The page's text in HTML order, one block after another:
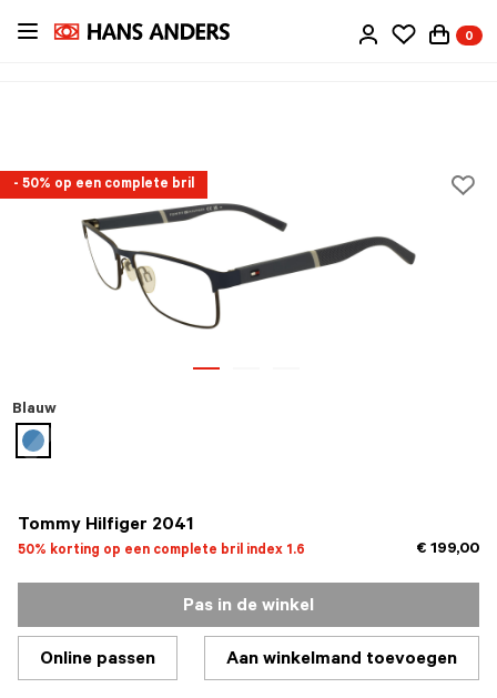
Ga
0
- 50% op een complete bril
Tommy Hilfiger 2041
50% korting op een complete bril index 1.6 € 199,00
Blauw
geselecteerd
Pas in de winkel
Online passen Aan winkelmand toevoegen